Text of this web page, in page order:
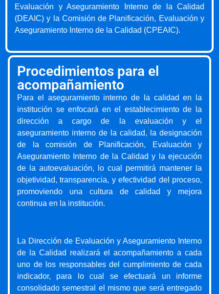
Evaluación y Aseguramiento Interno de la Calidad
(DEAIC) y la Comisión de Planificación, Evaluación y
Aseguramiento Interno de la Calidad (CPEAIC).
Procedimientos para el
acompañamiento
Para el aseguramiento interno de la calidad en la
institución se enfocará en el establecimiento de la
dirección a cargo de la evaluación y el
aseguramiento interno de la calidad, la designación
de la comisión de Planificación, Evaluación y
Aseguramiento Interno de la Calidad y la ejecución
de la autoevaluación, lo cual permitirá mantener la
objetividad, transparencia, y efectividad del proceso,
promoviendo una cultura de calidad y mejora
continua en la institución.
La Dirección de Evaluación y Aseguramiento Interno
de la Calidad realizará el acompañamiento a cada
uno de los responsables del cumplimiento de cada
indicador, para lo cual se efectuará un informe
consolidado semestral el mismo que será entregado